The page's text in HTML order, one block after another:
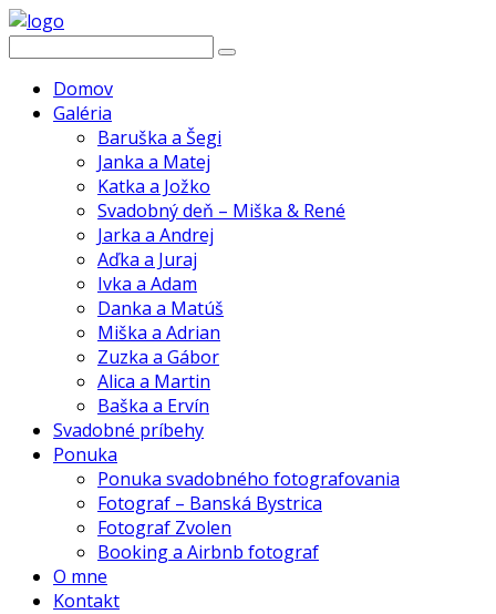
Domov
Galéria
Baruška a Šegi
Janka a Matej
Katka a Jožko
Svadobný deň – Miška & René
Jarka a Andrej
Aďka a Juraj
Ivka a Adam
Danka a Matúš
Miška a Adrian
Zuzka a Gábor
Alica a Martin
Baška a Ervín
Svadobné príbehy
Ponuka
Ponuka svadobného fotografovania
Fotograf – Banská Bystrica
Fotograf Zvolen
Booking a Airbnb fotograf
O mne
Kontakt